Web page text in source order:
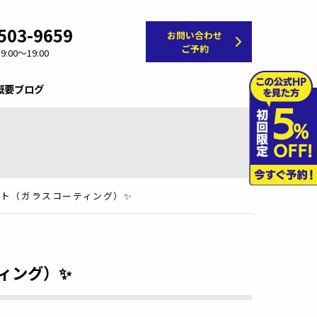
9659
～19:00
お問い合わせ
ご予約
要ブログ
（ガラスコーティング）✨
ング）✨